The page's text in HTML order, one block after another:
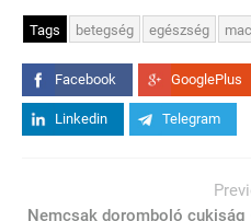
Tags betegség egészség
Facebook GooglePlus
Linkedin Telegram
Nemcsak doromboló